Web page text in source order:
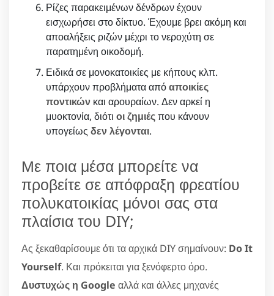
Ρίζες παρακειμένων δένδρων έχουν
εισχωρήσει στο δίκτυο. Έχουμε βρει ακόμη και
αποαλήξεις ριζών μέχρι το νεροχύτη σε
παρατημένη οικοδομή.
Ειδικά σε μονοκατοικίες με κήπους κλπ.
υπάρχουν προβλήματα απόαποικίες
ποντικών και αρουραίων. Δεν αρκεί η
μυοκτονία, διότι οι ζημιέςπου κάνουν
υπογείως δεν λέγονται.
Με ποια μέσα μπορείτε να
προβείτε σε απόφραξη φρεατίου
πολυκατοικίας μόνοι σας στα
πλαίσια του DIY;
Ας ξεκαθαρίσουμε ότι τα αρχικά DIY σημαίνουν: Do It
Yourself. Και πρόκειται για ξενόφερτο όρο.
Δυστυχώς η Google αλλά και άλλες μηχανές